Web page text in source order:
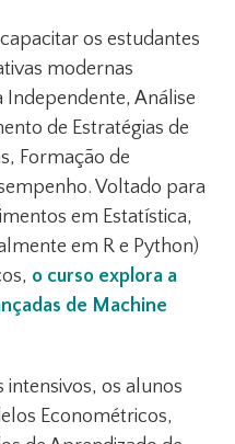
os estudantes
modernas
Independente, Análise
de Estratégias de
Formação de
Voltado para
em Estatística,
em R e Python)
o curso explora a
de Machine
os alunos
Econométricos,